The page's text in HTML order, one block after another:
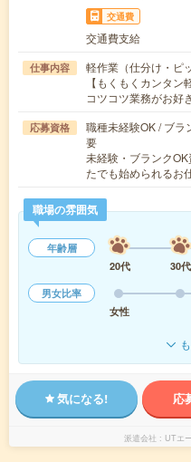
交通費
交通費支給
仕事内容
軽作業（仕分け・ピ
【もくもくカンタ
コツコツ業務がお
応募資格
職種未経験OK / ブラ
要
未経験・ブランク
たでも始められるお
職場の雰囲気
年齢層
20代
30代
男女比率
女性
気になる! 応
派遣会社 UTエ